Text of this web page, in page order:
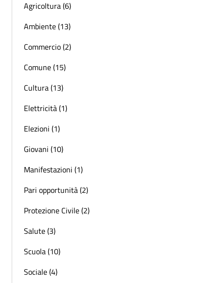
Agricoltura (6)
Ambiente (13)
Commercio (2)
Comune (15)
Cultura (13)
Elettricità (1)
Elezioni (1)
Giovani (10)
Manifestazioni (1)
Pari opportunità (2)
Protezione Civile (2)
Salute (3)
Scuola (10)
Sociale (4)